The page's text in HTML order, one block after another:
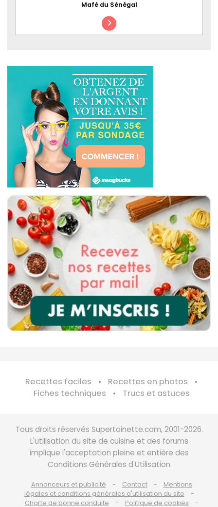
Mafé du Sénégal
Recettes faciles
Recettes en photos
Fiches techniques
Trucs et astuces
Tous droits réservés Supertoinette.com, 2001-2026.
L'utilisation du site de cuisine et des forums
implique l'acceptation pleine et entière des
Conditions Générales d'Utilisation
Annonceurs et publicité Contact
Mentions
légales et conditions générales d'utilisation du site
Charte de bonne conduite
Politique de cookies